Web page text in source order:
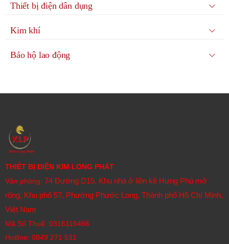
Thiết bị điện dân dụng
Kim khí
Bảo hộ lao động
THIẾT BỊ ĐIỆN KIM LONG PHÁT
Văn phòng: 74 Đường D15, Khu nhà ở liền kề Hưng Phú mở
rộng, Khu phố 57, Phường Phước Long, Thành phố Hồ Chí Minh,
Việt Nam
Mã Số Thuế: 0316116466
Hotline: 0849 271 531